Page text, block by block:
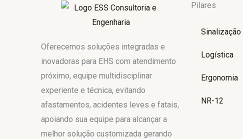
Oferecemos soluções integradas e
inovadoras para EHS com atendimento
próximo, equipe multidisciplinar
experiente e técnica, evitando
afastamentos, acidentes leves e fatais,
apoiando sua equipe para alcançar a
melhor solução customizada gerando
Pilares
Sinalização
Logística
Ergonomia
NR-12